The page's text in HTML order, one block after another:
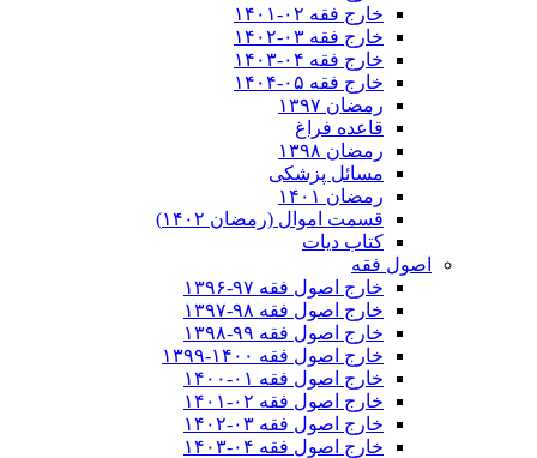
خارج فقه ۰۲-۱۴۰۱
خارج فقه ۰۳-۱۴۰۲
خارج فقه ۰۴-۱۴۰۳
خارج فقه ۰۵-۱۴۰۴
رمضان ۱۳۹۷
قاعده فراغ
رمضان ۱۳۹۸
مسائل پزشکی
رمضان ۱۴۰۱
قسمت اموال (رمضان ۱۴۰۲)
کتاب دیات
اصول فقه
خارج اصول فقه ۹۷-۱۳۹۶
خارج اصول فقه ۹۸-۱۳۹۷
خارج اصول فقه ۹۹-۱۳۹۸
خارج اصول فقه ۱۴۰۰-۱۳۹۹
خارج اصول فقه ۰۱-۱۴۰۰
خارج اصول فقه ۰۲-۱۴۰۱
خارج اصول فقه ۰۳-۱۴۰۲
خارج اصول فقه ۰۴-۱۴۰۳